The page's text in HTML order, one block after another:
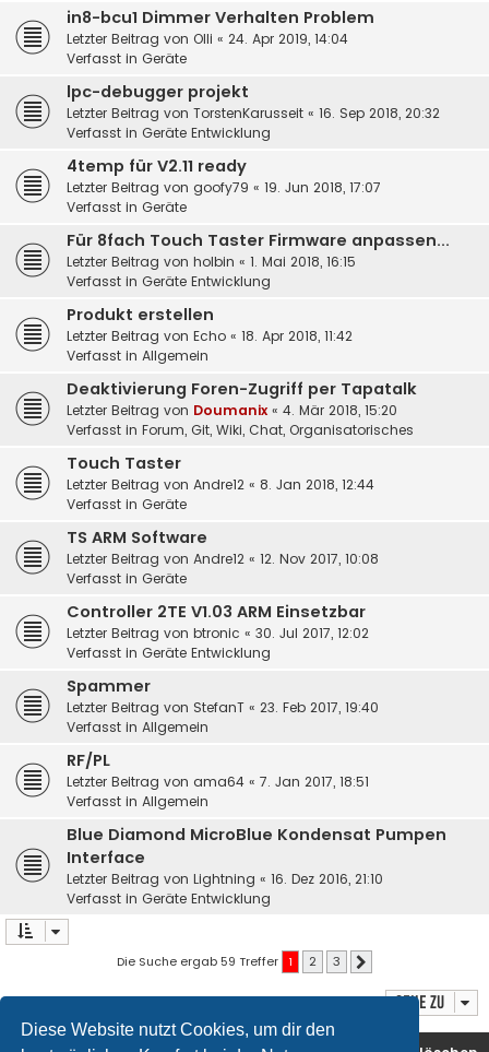
Diese Website nutzt Cookies, um dir den
in8-bcu1 Dimmer Verhalten Problem
Letzter Beitrag von Olli « 24. Apr 2019, 14:04
Verfasst in Geräte
lpc-debugger projekt
Letzter Beitrag von TorstenKarusseit « 16. Sep 2018, 20:32
Verfasst in Geräte Entwicklung
4temp für V2.11 ready
Letzter Beitrag von goofy79 « 19. Jun 2018, 17:07
Verfasst in Geräte
Für 8fach Touch Taster Firmware anpassen...
Letzter Beitrag von holbin « 1. Mai 2018, 16:15
Verfasst in Geräte Entwicklung
Produkt erstellen
Letzter Beitrag von Echo « 18. Apr 2018, 11:42
Verfasst in Allgemein
Deaktivierung Foren-Zugriff per Tapatalk
Letzter Beitrag von Doumanix « 4. Mär 2018, 15:20
Verfasst in Forum, Git, Wiki, Chat, Organisatorisches
Touch Taster
Letzter Beitrag von Andre12 « 8. Jan 2018, 12:44
Verfasst in Geräte
TS ARM Software
Letzter Beitrag von Andre12 « 12. Nov 2017, 10:08
Verfasst in Geräte
Controller 2TE V1.03 ARM Einsetzbar
Letzter Beitrag von btronic « 30. Jul 2017, 12:02
Verfasst in Geräte Entwicklung
Spammer
Letzter Beitrag von StefanT « 23. Feb 2017, 19:40
Verfasst in Allgemein
RF/PL
Letzter Beitrag von ama64 « 7. Jan 2017, 18:51
Verfasst in Allgemein
Blue Diamond MicroBlue Kondensat Pumpen
Interface
Letzter Beitrag von Lightning « 16. Dez 2016, 21:10
Verfasst in Geräte Entwicklung
Die Suche ergab 59 Treffer 1 2 3
Gehe zu